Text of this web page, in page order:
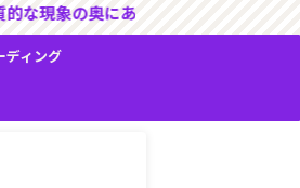
のためのサイト
ディング